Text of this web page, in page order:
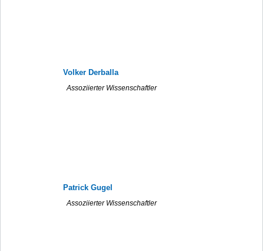
Volker Derballa
Assoziierter Wissenschaftler
Patrick Gugel
Assoziierter Wissenschaftler